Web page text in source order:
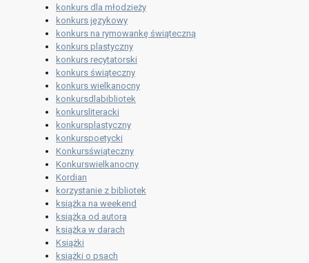
konkurs dla młodzieży
konkurs językowy
konkurs na rymowankę świąteczną
konkurs plastyczny
konkurs recytatorski
konkurs świąteczny
konkurs wielkanocny
konkursdlabibliotek
konkursliteracki
konkursplastyczny
konkurspoetycki
Konkursświąteczny
Konkurswielkanocny
Kordian
korzystanie z bibliotek
książka na weekend
książka od autora
książka w darach
Książki
książki o psach